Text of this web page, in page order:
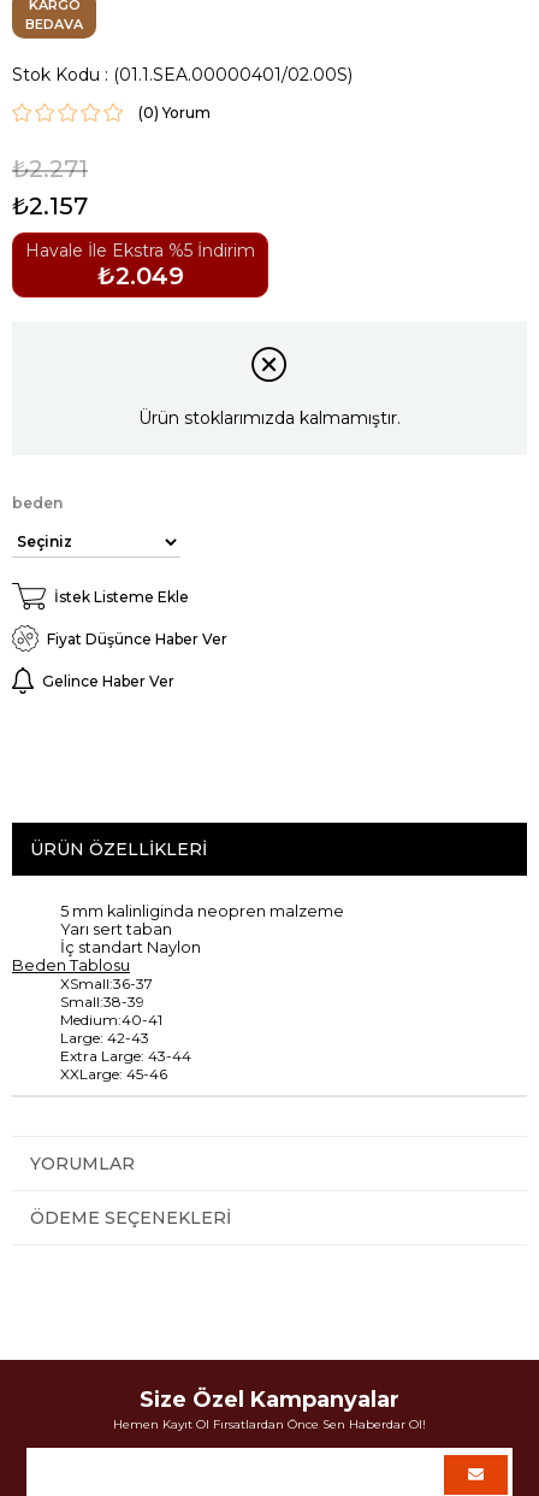
KARGO
BEDAVA
Stok Kodu (01.1.SEA.00000401/02.00S)
(0)
₺2.271
₺2.157
Havale İle Ekstra %5 İndirim
₺2.049
Ürün stoklarımızda kalmamıştır.
beden
İstek Listeme Ekle
Fiyat Düşünce Haber Ver
Gelince Haber Ver
ÜRÜN ÖZELLIKLERI
5 mm kalinliginda neopren malzeme
Yarı sert taban
İç standart Naylon
Beden Tablosu
XSmall:36-37
Small:38-39
Medium:40-41
Large: 42-43
Extra Large: 43-44
XXLarge: 45-46
YORUMLAR
ÖDEME SEÇENEKLERI
Size Özel Kampanyalar
Hemen Kayıt Ol Fırsatlardan Önce Sen Haberdar Ol!